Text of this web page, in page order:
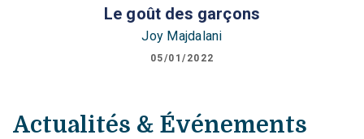
Le goût des garçons
Joy Majdalani
05/01/2022
Actualités & Événements